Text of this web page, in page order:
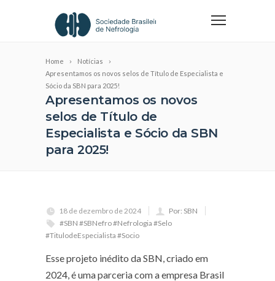
Home
Notícias
Apresentamos os novos selos de Título de Especialista e
Sócio da SBN para 2025!
Apresentamos os novos
selos de Título de
Especialista e Sócio da SBN
para 2025!
18 de dezembro de 2024
Por: SBN
#SBN #SBNefro #Nefrologia #Selo
#TitulodeEspecialista #Socio
Esse projeto inédito da SBN, criado em
2024, é uma parceria com a empresa Brasil